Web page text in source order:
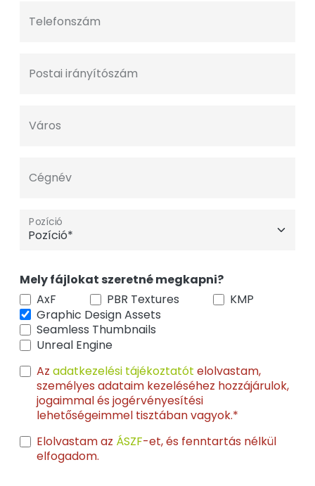
Telefonszám
Postai irányítószám
Város
Cégnév
Pozíció
Mely fájlokat szeretné megkapni?
AxF
PBR Textures
KMP
Graphic Design Assets
Seamless Thumbnails
Unreal Engine
Az adatkezelési tájékoztatót elolvastam,
személyes adataim kezeléséhez hozzájárulok,
jogaimmal és jogérvényesítési
lehetőségeimmel tisztában vagyok.*
Elolvastam az ÁSZF-et, és fenntartás nélkül
elfogadom.